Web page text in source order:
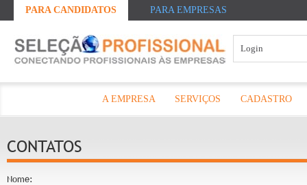
PARA CANDIDATOS PARA EMPRESAS
A EMPRESA SERVIÇOS CADASTRO
CONTATOS
Nome: